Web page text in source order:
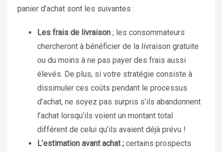
panier d’achat sont les suivantes :
Les frais de livraison ; les consommateurs
chercheront à bénéficier de la livraison gratuite
ou du moins à ne pas payer des frais aussi
élevés. De plus, si votre stratégie consiste à
dissimuler ces coûts pendant le processus
d’achat, ne soyez pas surpris s’ils abandonnent
l’achat lorsqu’ils voient un montant total
différent de celui qu’ils avaient déjà prévu !
L’estimation avant achat ; certains prospects